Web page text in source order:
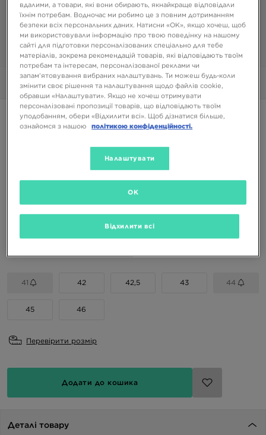
Фото 360°
SAUCONY PROGRID GUIDE 7
(Початкова ціна)
Сірий
41 42 42,5 43 44
45 46
Перевірити розмір
Додати до кошика
Деталі товару
вдалими, а товари, які вони обирають, якнайкраще відповідали
їхнім потребам. Водночас ми робимо це з повним дотриманням
безпеки всіх персональних даних. Натисни «OK», якщо хочеш, щоб
ми використовували інформацію про твою поведінку на нашому
сайті для підготовки персоналізованих спеціально для тебе
матеріалів, зокрема рекомендацій товарів, які відповідають твоїм
потребам та інтересам, персоналізованої реклами чи
запам’ятовування вибраних налаштувань. Ти можеш будь-коли
змінити своє рішення та налаштування щодо файлів cookie,
обравши «Налаштувати». Якщо не хочеш отримувати
персоналізовані пропозиції товарів, що відповідають твоїм
уподобанням, обери «Відхилити всі». Щоб дізнатися більше,
ознайомся з нашою
політикою конфіденційності.
Налаштувати
Відхилити всі
OK